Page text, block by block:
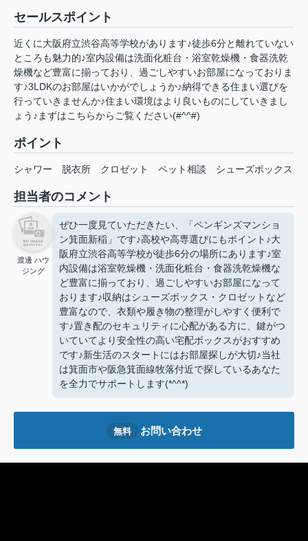
セールスポイント
近くに大阪府立渋谷高等学校があります♪徒歩6分と離れていない
ところも魅力的♪室内設備は洗面化粧台・浴室乾燥機・食器洗乾
燥機など豊富に揃っており、過ごしやすいお部屋になっておりま
す♪3LDKのお部屋はいかがでしょうか♪納得できる住まい選びを
行っていきませんか♪住まい環境はより良いものにしていきまし
ょう♪まずはこちらからご覧ください(#^^#)
ポイント
シャワー 脱衣所 クロゼット ペット相談 シューズボックス
担当者のコメント
渡邊 ハウ
ジング
ぜひ一度見ていただきたい、「ペンギンズマンショ
ン箕面新稲」です♪高校や高専選びにもポイント♪大
阪府立渋谷高等学校が徒歩6分の場所にあります♪室
内設備は浴室乾燥機・洗面化粧台・食器洗乾燥機な
ど豊富に揃っており、過ごしやすいお部屋になって
おります♪収納はシューズボックス・クロゼットなど
豊富なので、衣類や履き物の整理がしやすく便利で
す♪置き配のセキュリティに心配がある方に、鍵がつ
いていてより安全性の高い宅配ボックスがおすすめ
です♪新生活のスタートにはお部屋探しが大切♪当社
は箕面市や阪急箕面線牧落付近で探しているあなた
を全力でサポートします(*^^*)
無料 お問い合わせ